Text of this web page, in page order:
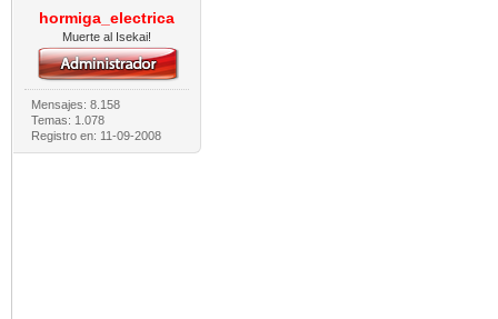
hormiga_electrica
Muerte al Isekai!
Mensajes: 8.158
Temas: 1.078
Registro en: 11-09-2008